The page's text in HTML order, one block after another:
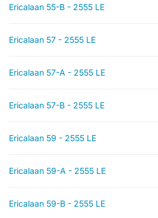
Ericalaan 55-B - 2555 LE
Ericalaan 57 - 2555 LE
Ericalaan 57-A - 2555 LE
Ericalaan 57-B - 2555 LE
Ericalaan 59 - 2555 LE
Ericalaan 59-A - 2555 LE
Ericalaan 59-B - 2555 LE